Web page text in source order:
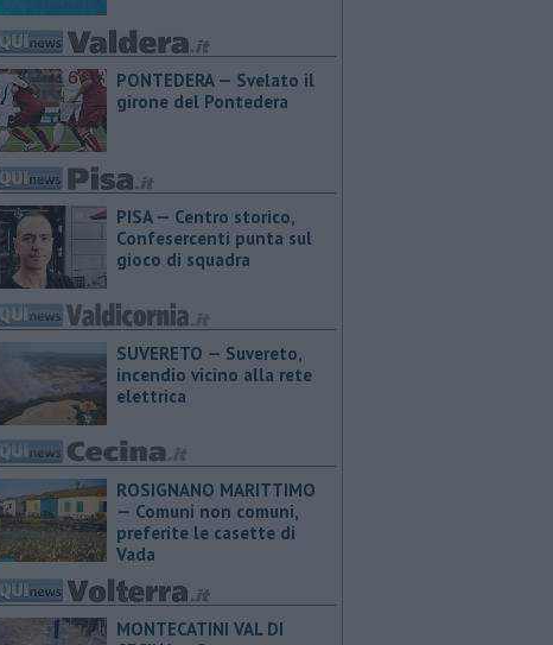
PONTEDERA — Svelato il
girone del Pontedera
PISA — Centro storico,
Confesercenti punta sul
gioco di squadra
SUVERETO — Suvereto,
incendio vicino alla rete
elettrica
ROSIGNANO MARITTIMO
— Comuni non comuni,
preferite le casette di
Vada
MONTECATINI VAL DI